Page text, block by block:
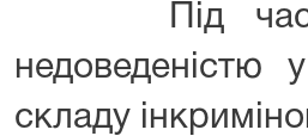
Під час
недоведеністю
складу